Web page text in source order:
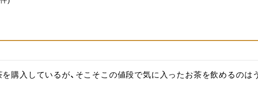
購入しているが、そこそこの値段で気に入ったお茶を飲めるのは